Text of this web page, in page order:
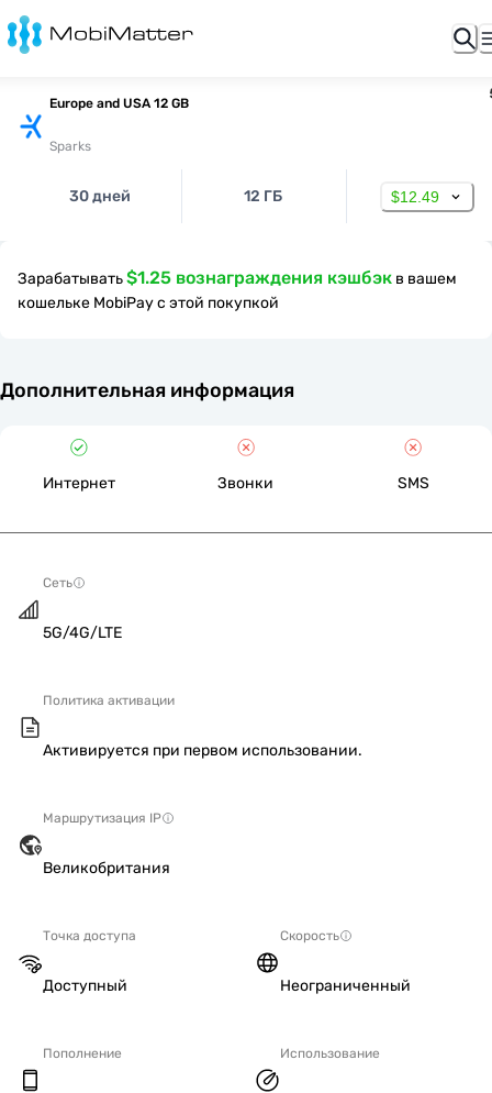
Europe and USA 12 GB
Sparks
30 дней 12 ГБ $12.49
Зарабатывать$1.25 вознаграждения кэшбэк в вашем
кошельке MobiPay с этой покупкой
Дополнительная информация
Интернет Звонки SMS
Сеть
5G/4G/LTE
Политика активации
Активируется при первом использовании.
Маршрутизация IP
Великобритания
Точка доступа
Доступный
Скорость
Неограниченный
Пополнение Использование